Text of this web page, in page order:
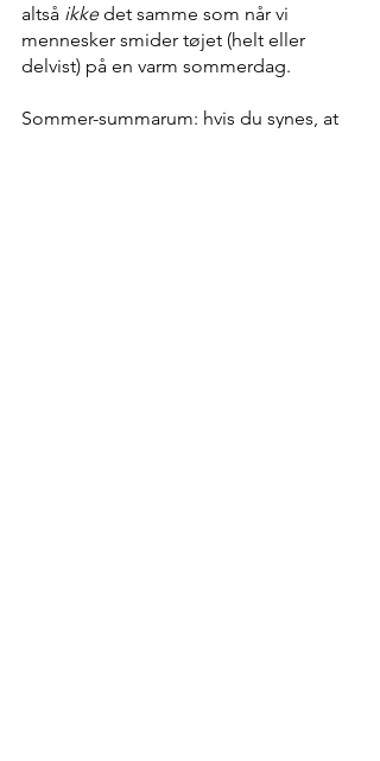
altså ikke det samme som når vi
mennesker smider tøjet (helt eller
delvist) på en varm sommerdag.
Sommer-summarum: hvis du synes, at